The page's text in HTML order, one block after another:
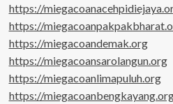
https://
https://
https://miegacoandemak.org
https://miegacoansarolangun.org
https://miegacoanlimapuluh.org
https://